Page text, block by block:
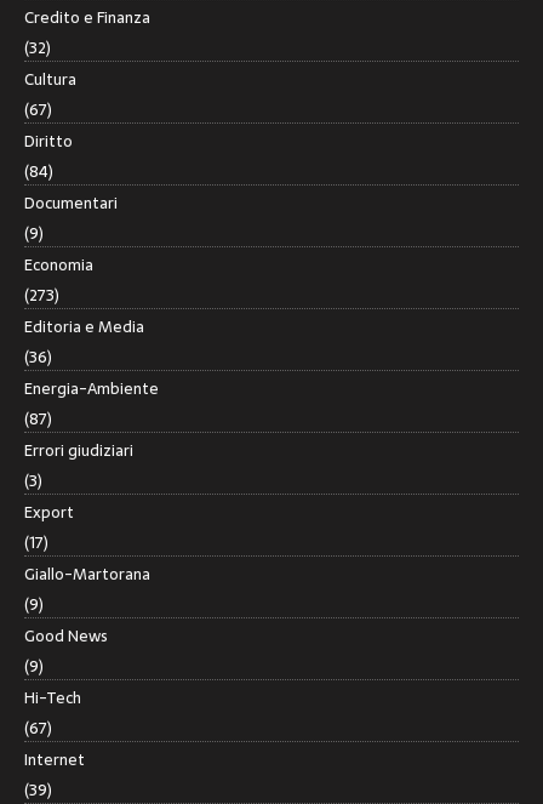
Credito e Finanza
(32)
Cultura
(67)
Diritto
(84)
Documentari
(9)
Economia
(273)
Editoria e Media
(36)
Energia-Ambiente
(87)
Errori giudiziari
(3)
Export
(17)
Giallo-Martorana
(9)
Good News
(9)
Hi-Tech
(67)
Internet
(39)